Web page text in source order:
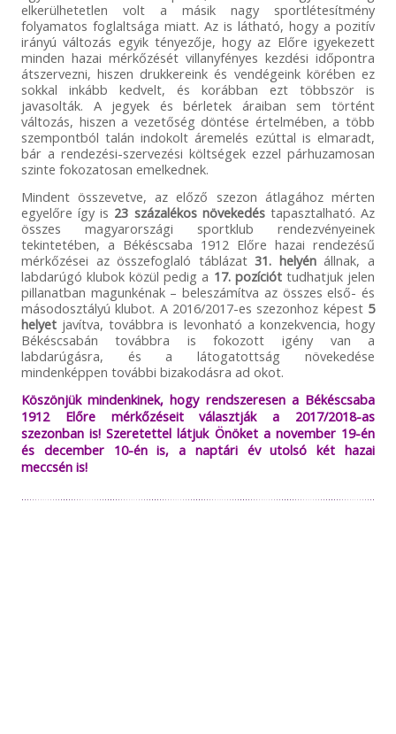
elkerülhetetlen volt a másik nagy sportlétesítmény
folyamatos foglaltsága miatt. Az is látható, hogy a pozitív
irányú változás egyik tényezője, hogy az Előre igyekezett
minden hazai mérkőzését villanyfényes kezdési időpontra
átszervezni, hiszen drukkereink és vendégeink körében ez
sokkal inkább kedvelt, és korábban ezt többször is
javasolták. A jegyek és bérletek áraiban sem történt
változás, hiszen a vezetőség döntése értelmében, a több
szempontból talán indokolt áremelés ezúttal is elmaradt,
bár a rendezési-szervezési költségek ezzel párhuzamosan
szinte fokozatosan emelkednek.
Mindent összevetve, az előző szezon átlagához mérten
egyelőre így is 23 százalékos növekedéstapasztalható. Az
összes magyarországi sportklub rendezvényeinek
tekintetében, a Békéscsaba 1912 Előre hazai rendezésű
mérkőzései az összefoglaló táblázat31. helyénállnak, a
labdarúgó klubok közül pedig a 17. pozícióttudhatjuk jelen
pillanatban magunkénak – beleszámítva az összes első- és
másodosztályú klubot. A 2016/2017-es szezonhoz képest 5
helyetjavítva, továbbra is levonható a konzekvencia, hogy
Békéscsabán továbbra is fokozott igény van a
labdarúgásra, és a látogatottság növekedése
mindenképpen további bizakodásra ad okot.
Köszönjük mindenkinek, hogy rendszeresen a Békéscsaba
1912 Előre mérkőzéseit választják a 2017/2018-as
szezonban is! Szeretettel látjuk Önöket a november 19-én
és december 10-én is, a naptári év utolsó két hazai
meccsén is!